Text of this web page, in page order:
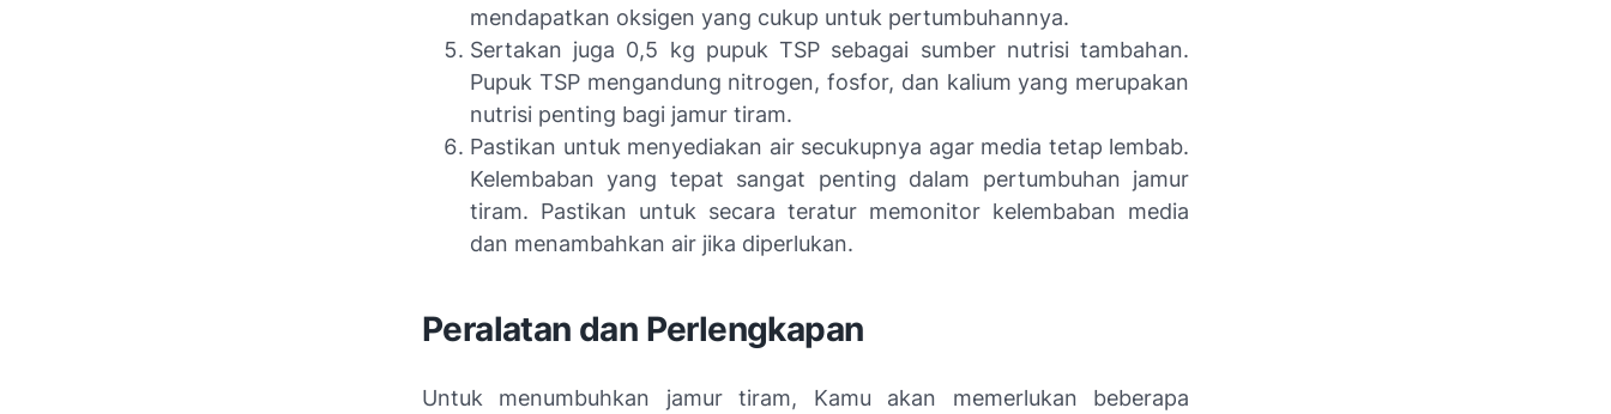
mendapatkan oksigen yang cukup untuk pertumbuhannya.
Sertakan juga 0,5 kg pupuk TSP sebagai sumber nutrisi tambahan.
Pupuk TSP mengandung nitrogen, fosfor, dan kalium yang merupakan
nutrisi penting bagi jamur tiram.
Pastikan untuk menyediakan air secukupnya agar media tetap lembab.
Kelembaban yang tepat sangat penting dalam pertumbuhan jamur
tiram. Pastikan untuk secara teratur memonitor kelembaban media
dan menambahkan air jika diperlukan.
Peralatan dan Perlengkapan
Untuk menumbuhkan jamur tiram, Kamu akan memerlukan beberapa